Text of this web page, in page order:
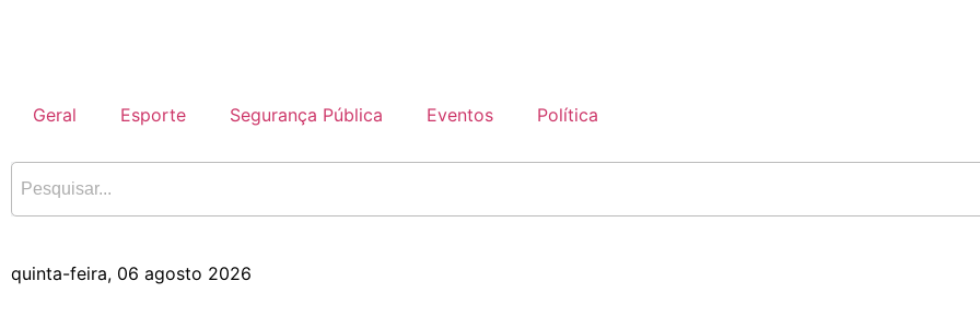
Geral Esporte Segurança Pública Eventos Política
quinta-feira, 06 agosto 2026